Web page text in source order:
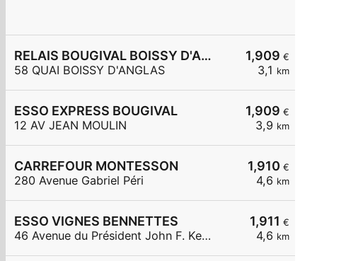
1,909 €
3,1 km
RELAIS BOUGIVAL BOISSY D'ANGLAS
58 QUAI BOISSY D'ANGLAS
1,909 €
3,9 km
ESSO EXPRESS BOUGIVAL
12 AV JEAN MOULIN
1,910 €
4,6 km
CARREFOUR MONTESSON
280 Avenue Gabriel Péri
1,911 €
4,6 km
ESSO VIGNES BENNETTES
46 Avenue du Président John F. Kennedy